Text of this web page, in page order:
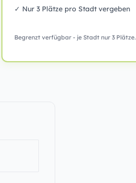
✓ Nur 3 Plätze pro Stadt vergeben
Begrenzt verfügbar - je Stadt nur 3 Plätze.